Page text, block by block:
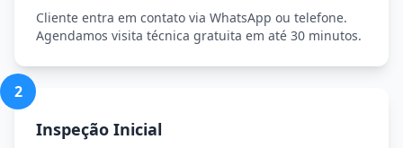
Cliente entra em contato via WhatsApp ou telefone.
Agendamos visita técnica gratuita em até 30 minutos.
2
Inspeção Inicial